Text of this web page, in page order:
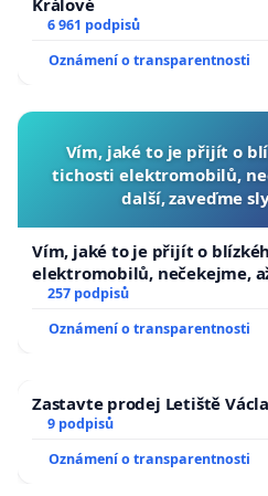
6 961 podpisů
Oznámení o transparentnosti
Vím, jaké to je přijít o
tichosti elektromobilů,
další, zaveďme
Vím, jaké to je přijít o
elektromobilů, nečekejme,
zaveďme slyšitelná auta!
257 podpisů
Oznámení o transparentnosti
Zastavte prodej Letiště
9 podpisů
Oznámení o transparentnosti